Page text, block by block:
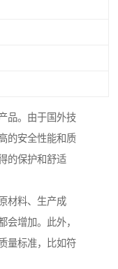
品。由于国外技
的安全性能和质
的保护和舒适
材料、生产成
会增加。此外，
量标准，比如符